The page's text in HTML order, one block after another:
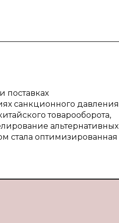
поставках
санкционного давления
товарооборота,
альтернативных
стала оптимизированная